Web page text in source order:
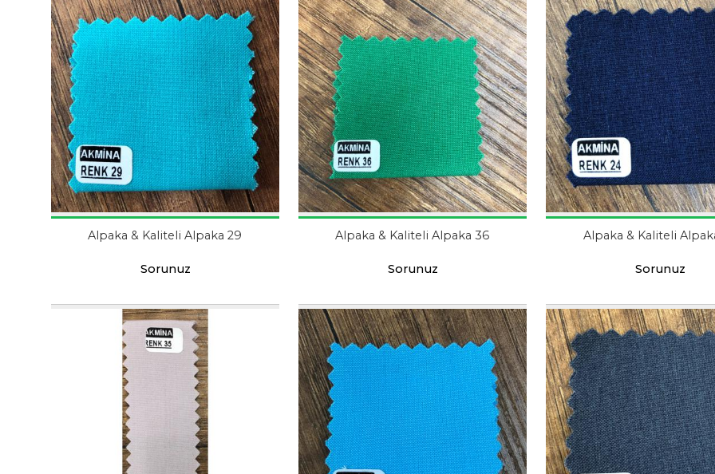
Alpaka & Kaliteli Alpaka 29
Sorunuz
Alpaka & Kaliteli Alpaka 36
Sorunuz
Alpaka & Kaliteli
Sorunuz